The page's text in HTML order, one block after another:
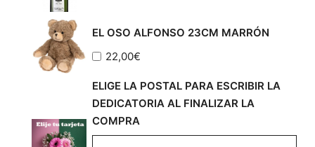
EL OSO ALFONSO 23CM MARRÓN
22,00€
ELIGE LA POSTAL PARA ESCRIBIR LA
DEDICATORIA AL FINALIZAR LA
COMPRA